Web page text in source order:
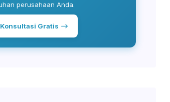
perusahaan Anda.
Konsultasi Gratis